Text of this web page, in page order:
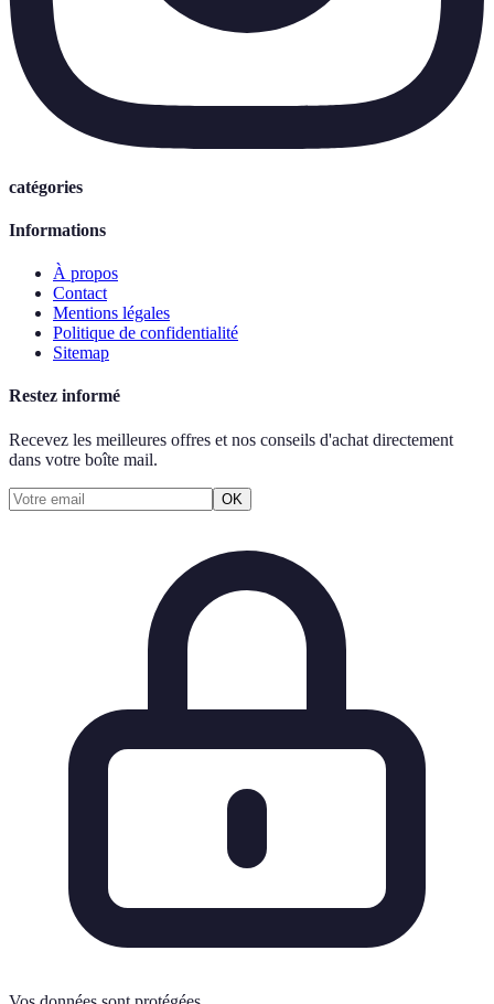
catégories
Informations
À propos
Contact
Mentions légales
Politique de confidentialité
Sitemap
Restez informé
Recevez les meilleures offres et nos conseils d'achat directement
dans votre boîte mail.
OK